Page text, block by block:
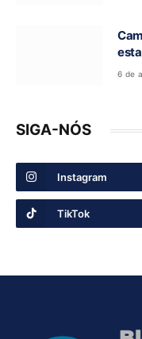
6 de
SIGA-NÓS
Instagram
TikTok